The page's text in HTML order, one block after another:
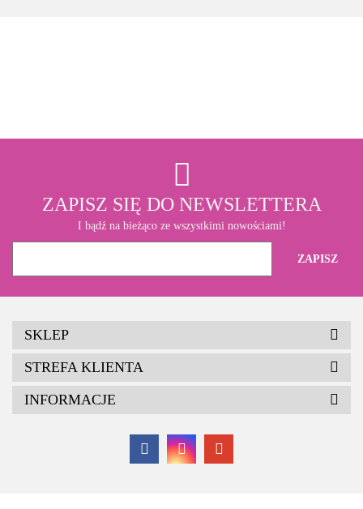
ZAPISZ SIĘ DO NEWSLETTERA
I bądź na bieżąco ze wszystkimi nowościami!
SKLEP
STREFA KLIENTA
INFORMACJE